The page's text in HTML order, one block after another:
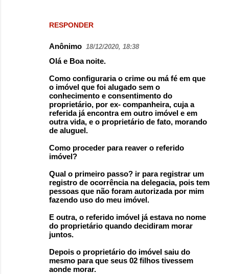
RESPONDER
Anônimo 18/12/2020, 18:38
Olá e Boa noite.
Como configuraria o crime ou má fé em que
o imóvel que foi alugado sem o
conhecimento e consentimento do
proprietário, por ex- companheira, cuja a
referida já encontra em outro imóvel e em
outra vida, e o proprietário de fato, morando
de aluguel.
Como proceder para reaver o referido
imóvel?
Qual o primeiro passo? ir para registrar um
registro de ocorrência na delegacia, pois tem
pessoas que não foram autorizada por mim
fazendo uso do meu imóvel.
E outra, o referido imóvel já estava no nome
do proprietário quando decidiram morar
juntos.
Depois o proprietário do imóvel saiu do
mesmo para que seus 02 filhos tivessem
aonde morar.